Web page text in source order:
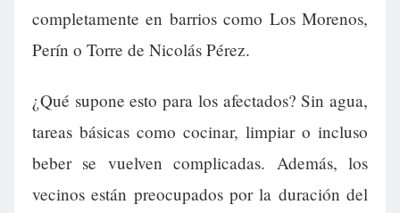
completamente en barrios como Los Morenos,
Perín o Torre de Nicolás Pérez.
¿Qué supone esto para los afectados? Sin agua,
tareas básicas como cocinar, limpiar o incluso
beber se vuelven complicadas. Además, los
vecinos están preocupados por la duración del